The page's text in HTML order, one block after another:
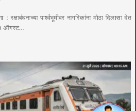
पार्श्वभूमीवर नागरिकांना मोठा दिलासा देत
१ ऑगस्ट…